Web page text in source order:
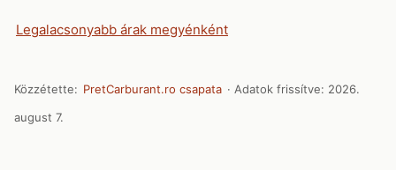
Legalacsonyabb árak megyénként
Közzétette: PretCarburant.ro csapata · Adatok frissítve: 2026.
august 7.